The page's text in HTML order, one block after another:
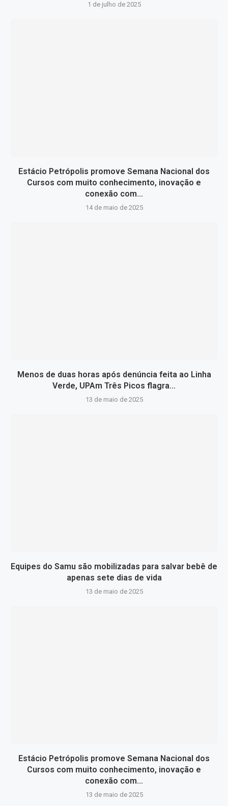
1 de julho de 2025
Estácio Petrópolis promove Semana Nacional dos
Cursos com muito conhecimento, inovação e
conexão com...
14 de maio de 2025
Menos de duas horas após denúncia feita ao Linha
Verde, UPAm Três Picos flagra...
13 de maio de 2025
Equipes do Samu são mobilizadas para salvar bebê de
apenas sete dias de vida
13 de maio de 2025
Estácio Petrópolis promove Semana Nacional dos
Cursos com muito conhecimento, inovação e
conexão com...
13 de maio de 2025